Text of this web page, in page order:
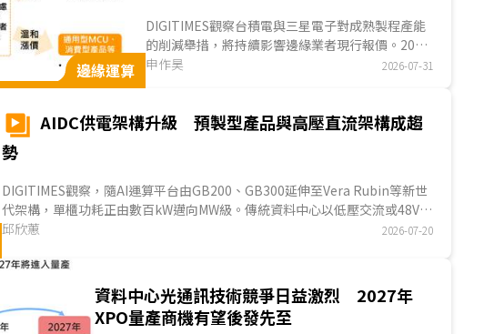
邊緣運算
DIGITIMES觀察台積電與三星電子對成熟製程產能
的削減舉措，將持續影響邊緣業者現行報價。2026
年8吋晶圓代工產能減少，加上特定AI產品需求爆
製程過渡。值得注意的是，MCU價格並非齊頭式上
申作昊 2026-07-31
AIDC供電架構升級 預製型產品與高壓直流架構成趨
勢
DIGITIMES觀察，隨AI運算平台由GB200、GB300延伸至Vera Rubin等新世
代架構，單櫃功耗正由數百kW邁向MW級。傳統資料中心以低壓交流或48V為
主的配電方式，將面臨電流過大、銅材用量增加、線損上升及機櫃空間不足
DC成為支撐高密度AI機櫃的重要規格走向。...
邱欣蕙 2026-07-20
資料中心光通訊技術競爭日益激烈 2027年
XPO量產商機有望後發先至